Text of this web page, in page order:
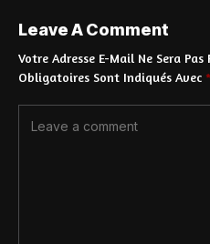
Leave A Comment
Votre Adresse E-Mail Ne Sera Pas
Obligatoires Sont Indiqués Avec *